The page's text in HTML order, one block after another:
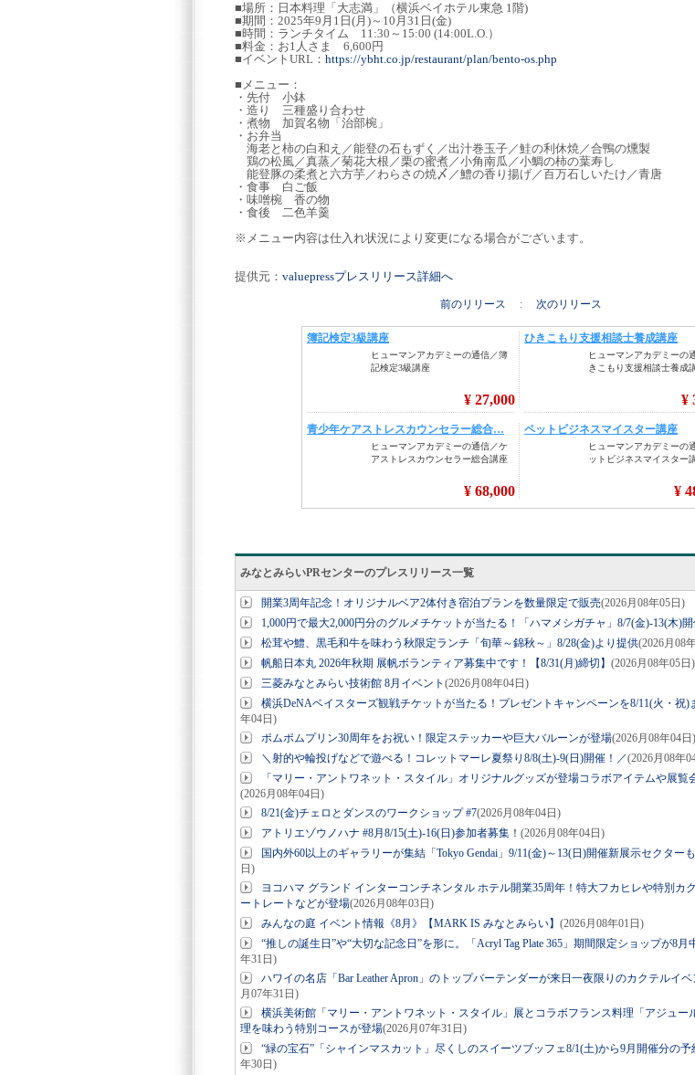
■場所：日本料理「大志満」（横浜ベイホテル東急 1階)
■期間：2025年9月1日(月)～10月31日(金)
■時間：ランチタイム 11:30～15:00 (14:00L.O.）
■料金：お1人さま 6,600円
■イベントURL： https://ybht.co.jp/restaurant/plan/bento-os.php
■メニュー：
・先付 小鉢
・造り 三種盛り合わせ
・煮物 加賀名物「治部椀」
・お弁当
海老と柿の白和え／能登の石もずく／出汁巻玉子／鮭の利休焼／合鴨の燻製
鶏の松風／真蒸／菊花大根／栗の蜜煮／小角南瓜／小鯛の柿の葉寿し
能登豚の柔煮と六方芋／わらさの焼〆／鱧の香り揚げ／百万石しいたけ／青唐
・食事 白ご飯
・味噌椀 香の物
・食後 二色羊羹
※メニュー内容は仕入れ状況により変更になる場合がございます。
提供元： valuepressプレスリリース詳細へ
前のリリース : 次のリリース
みなとみらいPRセンターのプレスリリース一覧
開業3周年記念！オリジナルベア2体付き宿泊プランを数量限定で販売(2026月08年05日)
1,000円で最大2,000円分のグルメチケットが当たる！「ハマメシガチャ」8/7(金)-13(木)
松茸や鱧、黒毛和牛を味わう秋限定ランチ「旬華～錦秋～」8/28(金)より提供(2026月08
帆船日本丸 2026年秋期 展帆ボランティア募集中です！【8/31(月)締切】 (2026月08年05日)
三菱みなとみらい技術館 8月イベント (2026月08年04日)
横浜DeNAベイスターズ観戦チケットが当たる！プレゼントキャンペーンを8/11(火・祝)
年04日)
ポムポムプリン30周年をお祝い！限定ステッカーや巨大バルーンが登場(2026月08年04日)
＼射的や輪投げなどで遊べる！コレットマーレ夏祭り8/8(土)-9(日)開催！／(2026月08年
「マリー・アントワネット・スタイル」オリジナルグッズが登場コラボアイテムや展覧
(2026月08年04日)
8/21(金)チェロとダンスのワークショップ #7(2026月08年04日)
アトリエゾウノハナ #8月8/15(土)-16(日)参加者募集！ (2026月08年04日)
国内外60以上のギャラリーが集結「Tokyo Gendai」9/11(金)～13(日)開催新展示セクター
日)
ヨコハマ グランド インターコンチネンタル ホテル開業35周年！特大フカヒレや特別カ
ートレートなどが登場(2026月08年03日)
みんなの庭 イベント情報《8月》【MARK IS みなとみらい】 (2026月08年01日)
“推しの誕生日”や“大切な記念日”を形に。「Acryl Tag Plate 365」期間限定ショップが8月
年31日)
ハワイの名店「Bar Leather Apron」のトップバーテンダーが来日一夜限りのカクテルイ
月07年31日)
横浜美術館「マリー・アントワネット・スタイル」展とコラボフランス料理「アジュー
理を味わう特別コースが登場(2026月07年31日)
“緑の宝石”「シャインマスカット」尽くしのスイーツブッフェ8/1(土)から9月開催分の予
年30日)